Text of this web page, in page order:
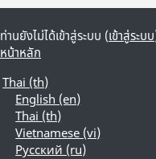
ท่านยังไม่ได้เข้าสู่ระบบ (เข้าสู่ระบบ
หน้าหลัก
Thai ‎(th)‎
English ‎(en)‎
Thai ‎(th)‎
Vietnamese ‎(vi)‎
Русский ‎(ru)‎